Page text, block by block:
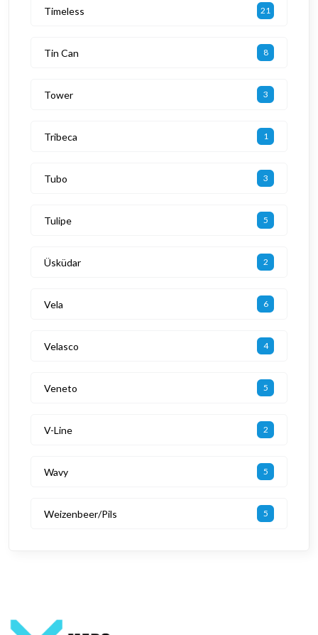
Timeless 21
Tin Can 8
Tower 3
Tribeca 1
Tubo 3
Tulipe 5
Üsküdar 2
Vela 6
Velasco 4
Veneto 5
V-Line 2
Wavy 5
Weizenbeer/Pils 5